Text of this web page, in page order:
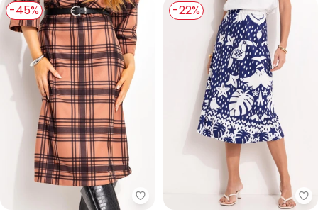
-45%
Quintess - Saia (Xadrez
-22%